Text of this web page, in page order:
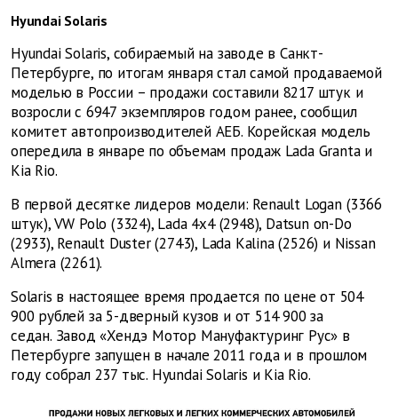
Hyundai Solaris
Hyundai Solaris, собираемый на заводе в Санкт-
Петербурге, по итогам января стал самой продаваемой
моделью в России – продажи составили 8217 штук и
возросли с 6947 экземпляров годом ранее, сообщил
комитет автопроизводителей АЕБ. Корейская модель
опередила в январе по объемам продаж Lada Granta и
Kia Rio.
В первой десятке лидеров модели: Renault Logan (3366
штук), VW Polo (3324), Lada 4x4 (2948), Datsun on-Do
(2933), Renault Duster (2743), Lada Kalina (2526) и Nissan
Almera (2261).
Solaris в настоящее время продается по цене от 504
900 рублей за 5-дверный кузов и от 514 900 за
седан. Завод «Хендэ Мотор Мануфактуринг Рус» в
Петербурге запущен в начале 2011 года и в прошлом
году собрал 237 тыс. Hyundai Solaris и Kia Rio.